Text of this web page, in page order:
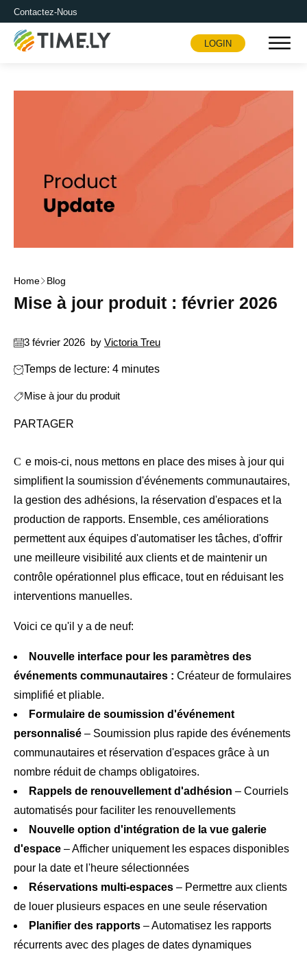
Contactez-Nous
Timely
LOGIN
Home Blog
Mise à jour produit : février 2026
3 février 2026 by Victoria Treu
Temps de lecture: 4 minutes
Mise à jour du produit
PARTAGER
Ce mois-ci, nous mettons en place des mises à jour qui
simplifient la soumission d'événements communautaires,
la gestion des adhésions, la réservation d'espaces et la
production de rapports. Ensemble, ces améliorations
permettent aux équipes d'automatiser les tâches, d'offrir
une meilleure visibilité aux clients et de maintenir un
contrôle opérationnel plus efficace, tout en réduisant les
interventions manuelles.
Voici ce qu'il y a de neuf:
Nouvelle interface pour les paramètres des
événements communautaires : Créateur de formulaires
simplifié et pliable.
Formulaire de soumission d'événement
personnalisé – Soumission plus rapide des événements
communautaires et réservation d'espaces grâce à un
nombre réduit de champs obligatoires.
Rappels de renouvellement d'adhésion – Courriels
automatisés pour faciliter les renouvellements
Nouvelle option d'intégration de la vue galerie
d'espace – Afficher uniquement les espaces disponibles
pour la date et l'heure sélectionnées
Réservations multi-espaces – Permettre aux clients
de louer plusieurs espaces en une seule réservation
Planifier des rapports – Automatisez les rapports
récurrents avec des plages de dates dynamiques